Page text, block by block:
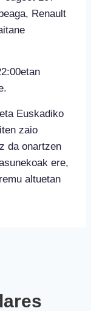
Renault
Euskadiko
zaio
da onartzen
ere,
altuetan